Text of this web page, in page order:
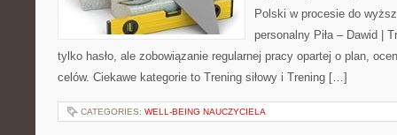
Polski w procesie do
personalny Piła – Dawid |
tylko hasło, ale zobowiązanie regularnej pracy opartej o plan,
celów. Ciekawe kategorie to Trening siłowy i Trening […]
CATEGORIES: WELL-BEING NAUCZYCIELA